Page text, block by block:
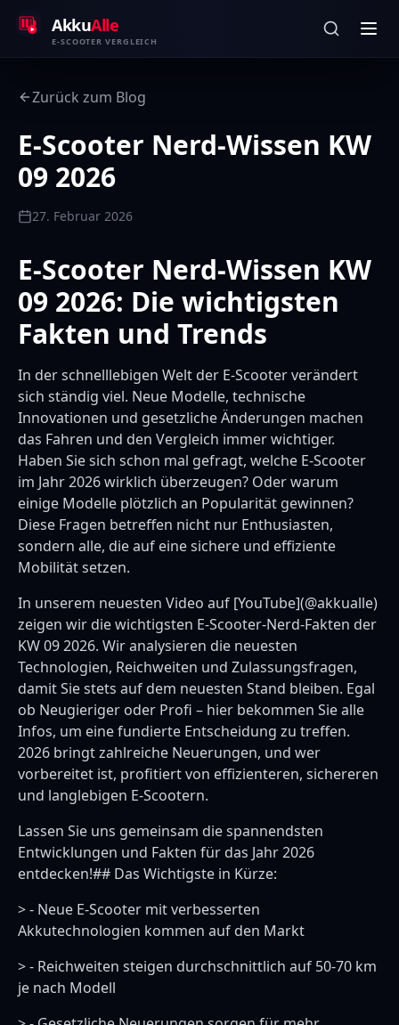
AkkuAlle
E-SCOOTER VERGLEICH
Zurück zum Blog
E-Scooter Nerd-Wissen KW
09 2026
27. Februar 2026
E-Scooter Nerd-Wissen KW
09 2026: Die wichtigsten
Fakten und Trends
In der schnelllebigen Welt der E-Scooter verändert
sich ständig viel. Neue Modelle, technische
Innovationen und gesetzliche Änderungen machen
das Fahren und den Vergleich immer wichtiger.
Haben Sie sich schon mal gefragt, welche E-Scooter
im Jahr 2026 wirklich überzeugen? Oder warum
einige Modelle plötzlich an Popularität gewinnen?
Diese Fragen betreffen nicht nur Enthusiasten,
sondern alle, die auf eine sichere und effiziente
Mobilität setzen.
In unserem neuesten Video auf [YouTube](@akkualle)
zeigen wir die wichtigsten E-Scooter-Nerd-Fakten der
KW 09 2026. Wir analysieren die neuesten
Technologien, Reichweiten und Zulassungsfragen,
damit Sie stets auf dem neuesten Stand bleiben. Egal
ob Neugieriger oder Profi – hier bekommen Sie alle
Infos, um eine fundierte Entscheidung zu treffen.
2026 bringt zahlreiche Neuerungen, und wer
vorbereitet ist, profitiert von effizienteren, sichereren
und langlebigen E-Scootern.
Lassen Sie uns gemeinsam die spannendsten
Entwicklungen und Fakten für das Jahr 2026
entdecken!## Das Wichtigste in Kürze:
> - Neue E-Scooter mit verbesserten
Akkutechnologien kommen auf den Markt
> - Reichweiten steigen durchschnittlich auf 50-70 km
je nach Modell